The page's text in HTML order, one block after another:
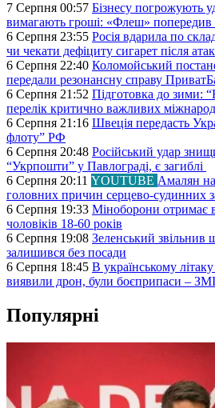
7 Серпня 00:57 Бізнесу погрожують
вимагають гроші: «Флеш» попередив
6 Серпня 23:55 Росія вдарила по
чи чекати дефіциту сигарет після
6 Серпня 22:40 Коломойський
передали резонансну справу
6 Серпня 21:52 Підготовка до зими:
перелік критично важливих
6 Серпня 21:16 Швеція передасть
флоту” РФ
6 Серпня 20:48 Російський удар
“Укрпошти” у Павлограді, є загиблі
6 Серпня 20:11 YOUTUBE Амалян
головних причин серцево-судинних
6 Серпня 19:33 Міноборони отримає
чоловіків 18-60 років
6 Серпня 19:08 Зеленський звільнив
залишився без посади
6 Серпня 18:45 В українському
виявили дрон, були боєприпаси – ЗМІ
Популярні